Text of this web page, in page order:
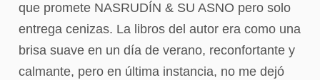
que promete NASRUDÍN & SU ASNO pero solo
entrega cenizas. La libros del autor era como una
brisa suave en un día de verano, reconfortante y
calmante, pero en última instancia, no me dejó